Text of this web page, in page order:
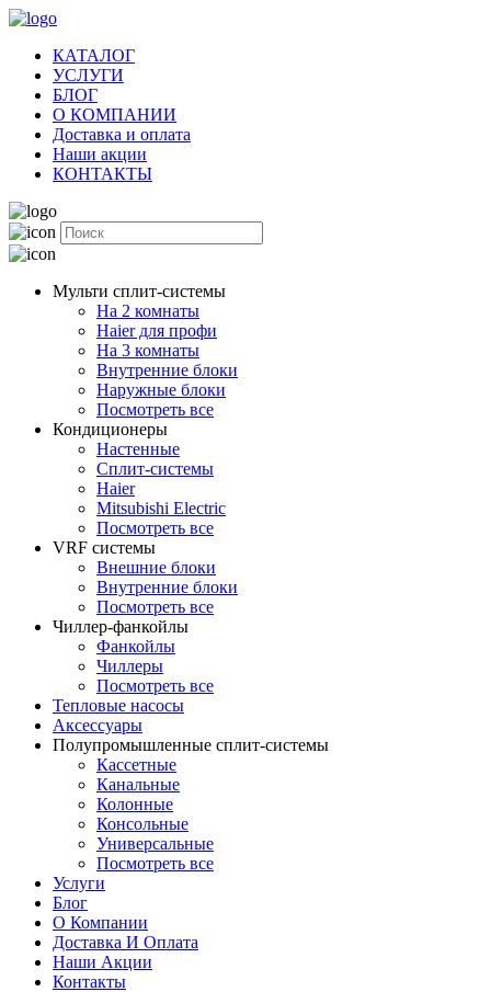
КАТАЛОГ
УСЛУГИ
БЛОГ
О КОМПАНИИ
Доставка и оплата
Наши акции
КОНТАКТЫ
Мульти сплит-системы
На 2 комнаты
Haier для профи
На 3 комнаты
Внутренние блоки
Наружные блоки
Посмотреть все
Кондиционеры
Настенные
Сплит-системы
Haier
Mitsubishi Electric
Посмотреть все
VRF системы
Внешние блоки
Внутренние блоки
Посмотреть все
Чиллер-фанкойлы
Фанкойлы
Чиллеры
Посмотреть все
Тепловые насосы
Аксессуары
Полупромышленные сплит-системы
Кассетные
Канальные
Колонные
Консольные
Универсальные
Посмотреть все
Услуги
Блог
О Компании
Доставка И Оплата
Наши Акции
Контакты